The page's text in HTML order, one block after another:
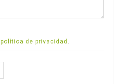
política de privacidad .